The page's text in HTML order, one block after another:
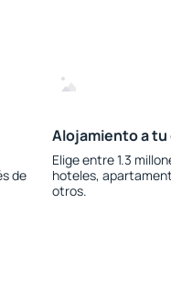
de
Alojamiento a
Elige entre 1.3
hoteles,
otros.